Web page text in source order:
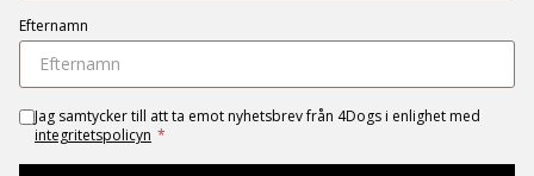
Efternamn
Jag samtycker till att ta emot nyhetsbrev från 4Dogs i enlighet med
integritetspolicyn *